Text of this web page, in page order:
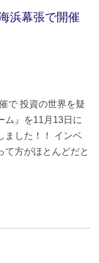
浜幕張で開催
で 投資の世界を疑
ム』を11月13日に
ました！！ インベ
て方がほとんどだと